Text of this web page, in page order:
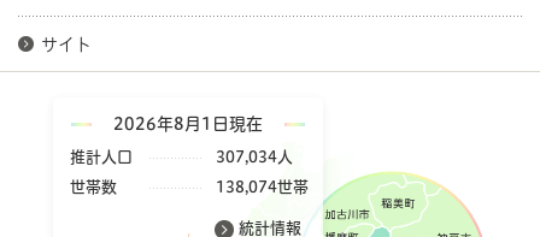
サイト
2026年8月1日現在
推計人口
307,034人
世帯数
138,074世帯
統計情報